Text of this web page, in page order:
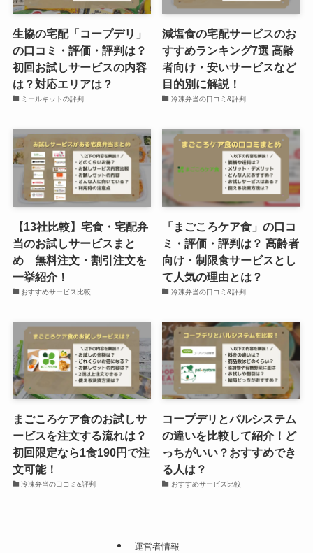
生協の宅配「コープデリ」
の口コミ・評価・評判は？
初回お試しサービスの内容
は？対応エリアは？
ミールキットの評判
減塩食の宅配サービスのお
すすめランキング7選 高齢
者向け・安いサービスなど
目的別に解説！
冷凍弁当の口コミ&評判
【13社比較】宅食・宅配弁
当のお試しサービスまと
め 無料注文・割引注文を
一挙紹介！
おすすめサービス比較
「まごころケア食」の口コ
ミ・評価・評判は？ 高齢者
向け・制限食サービスとし
て人気の理由とは？
冷凍弁当の口コミ&評判
まごころケア食のお試しサ
ービスを注文する流れは？
初回限定なら1食190円で注
文可能！
冷凍弁当の口コミ&評判
コープデリとパルシステム
の違いを比較して紹介！ど
っちがいい？おすすめでき
る人は？
おすすめサービス比較
運営者情報